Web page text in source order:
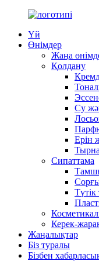
Үй
Өнімдер
Жаңа
Қолдану
Су
Ерін
Сипаттама
Түтік
Керек-
Жаңалықтар
Біз туралы
Бізбен